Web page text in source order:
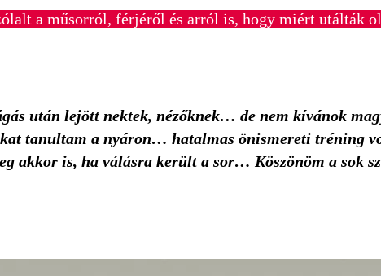
a műsorról, férjéről és arról is, hogy miért utálták
után lejött nektek, nézőknek… de nem kívánok
tanultam a nyáron… hatalmas önismereti tréning
akkor is, ha válásra került a sor… Köszönöm a sok